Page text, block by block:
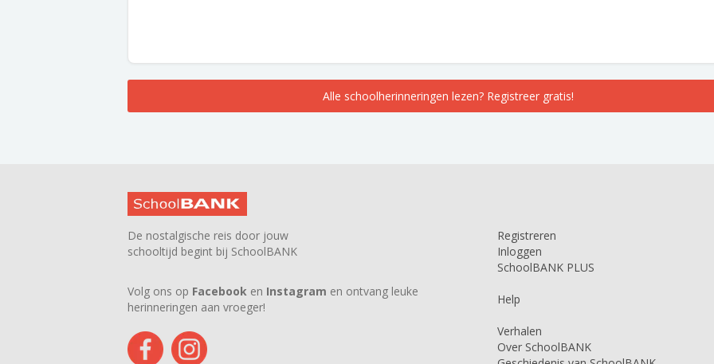
Alle schoolherinneringen lezen? Registreer gratis!
De nostalgische reis door jouw
schooltijd begint bij SchoolBANK
Volg ons op Facebook en Instagram en ontvang leuke
herinneringen aan vroeger!
Registreren
Inloggen
SchoolBANK PLUS
Help
Verhalen
Over SchoolBANK